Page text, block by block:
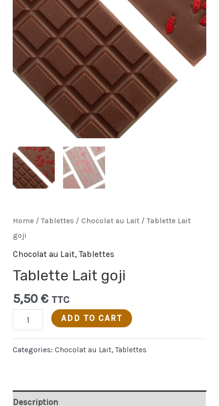
Home /Tablettes / Chocolat au Lait / Tablette Lait
goji
Chocolat au Lait,Tablettes
Tablette Lait goji
5,50€ TTC
Tablette
Lait
goji
ADD TO CART
Categories:Chocolat au Lait,Tablettes
Description